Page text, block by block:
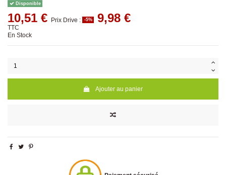
Disponible
10,51 € Prix Drive : -5% 9,98 €
TTC
En Stock
Ajouter au panier